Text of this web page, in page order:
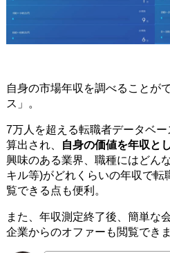
自身の市場年収を調べることが
ス」。
7万人を超える転職者データベ
算出され、
自身の価値を年収と
興味のある業界、職種にはどん
キル等)がどれくらいの年収で転
覧できる点も便利。
また、年収測定終了後、簡単な
企業からのオファーも閲覧できま